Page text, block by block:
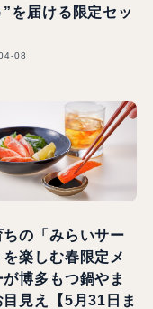
を届ける限定セッ
08
ちの「みらいサー
を楽しむ春限定メ
が博多もつ鍋やま
目見え【5月31日ま